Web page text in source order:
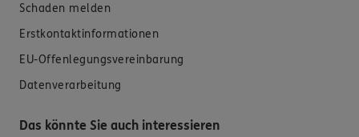
Schaden melden
Erstkontaktinformationen
EU-Offenlegungsvereinbarung
Datenverarbeitung
Das könnte Sie auch interessieren